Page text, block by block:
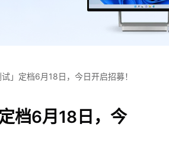
」定档6月18日，今日开启招募！
档6月18日，今